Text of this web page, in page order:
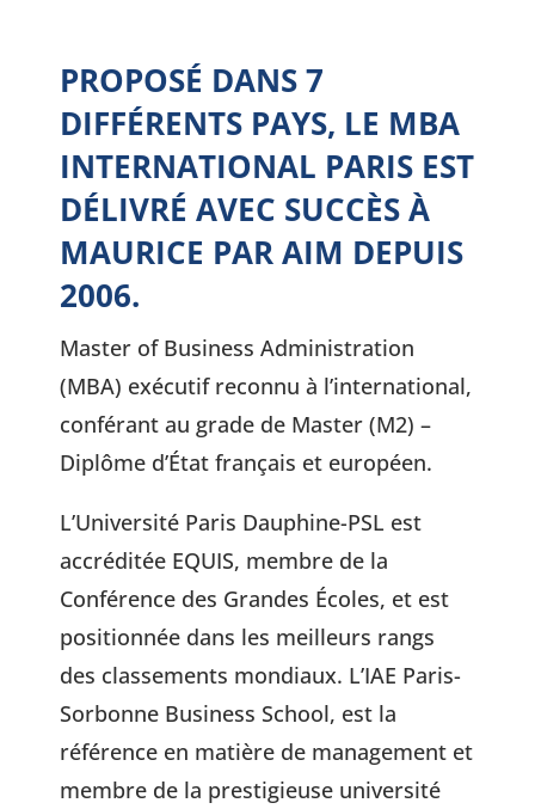
PROPOSÉ DANS 7
DIFFÉRENTS PAYS, LE MBA
INTERNATIONAL PARIS EST
DÉLIVRÉ AVEC SUCCÈS À
MAURICE PAR AIM DEPUIS
2006.
Master of Business Administration
(MBA) exécutif reconnu à l’international,
conférant au grade de Master (M2) –
Diplôme d’État français et européen.
L’Université Paris Dauphine-PSL est
accréditée EQUIS, membre de la
Conférence des Grandes Écoles, et est
positionnée dans les meilleurs rangs
des classements mondiaux. L’IAE Paris-
Sorbonne Business School, est la
référence en matière de management et
membre de la prestigieuse université